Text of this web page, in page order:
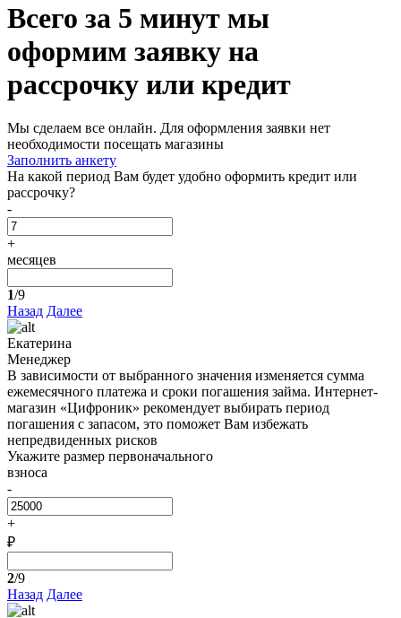
Всего за 5 минут мы
оформим заявку на
рассрочку или кредит
Мы сделаем все онлайн. Для оформления заявки нет
необходимости посещать магазины
Заполнить анкету
На какой период Вам будет удобно оформить кредит или
рассрочку?
-
+
месяцев
1/9
Назад Далее
Екатерина
Менеджер
В зависимости от выбранного значения изменяется сумма
ежемесячного платежа и сроки погашения займа. Интернет-
магазин «Цифроник» рекомендует выбирать период
погашения с запасом, это поможет Вам избежать
непредвиденных рисков
Укажите размер первоначального
взноса
-
+
₽
2/9
Назад Далее